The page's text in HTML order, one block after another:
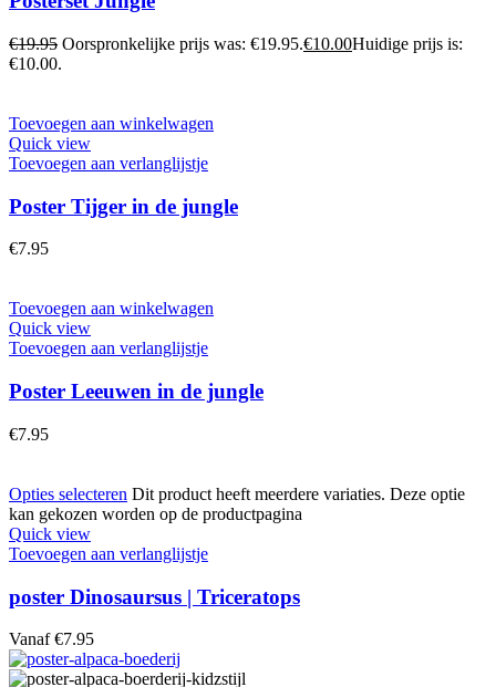
€19.95 Oorspronkelijke prijs was: €19.95.€10.00Huidige prijs is:
€10.00.
Toevoegen aan winkelwagen
Quick view
Toevoegen aan verlanglijstje
Poster Tijger in de jungle
€7.95
Toevoegen aan winkelwagen
Quick view
Toevoegen aan verlanglijstje
Poster Leeuwen in de jungle
€7.95
Opties selecteren Dit product heeft meerdere variaties. Deze optie
kan gekozen worden op de productpagina
Quick view
Toevoegen aan verlanglijstje
poster Dinosaursus | Triceratops
Vanaf €7.95